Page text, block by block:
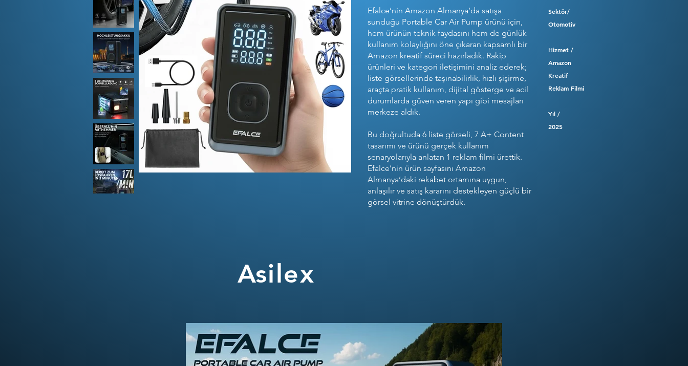
Efalce’nin Amazon Almanya’da satışa
sunduğu Portable Car Air Pump ürünü için,
hem ürünün teknik faydasını hem de günlük
kullanım kolaylığını öne çıkaran kapsamlı bir
Amazon kreatif süreci hazırladık. Rakip
ürünleri ve kategori iletişimini analiz ederek;
liste görsellerinde taşınabilirlik, hızlı şişirme,
araçta pratik kullanım, dijital gösterge ve acil
durumlarda güven veren yapı gibi mesajları
merkeze aldık.
Bu doğrultuda 6 liste görseli, 7 A+ Content
tasarımı ve ürünü gerçek kullanım
senaryolarıyla anlatan 1 reklam filmi ürettik.
Efalce’nin ürün sayfasını Amazon
Almanya’daki rekabet ortamına uygun,
anlaşılır ve satış kararını destekleyen güçlü bir
görsel vitrine dönüştürdük.
Sektör/
Otomotiv
Hizmet /
Amazon
Kreatif
Reklam Filmi
Yıl /
2025
Asilex